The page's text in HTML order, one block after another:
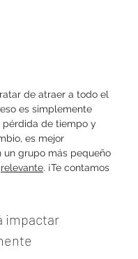
de atraer a todo el
es simplemente
pérdida de tiempo y
es mejor
un grupo más pequeño
relevante. ¡Te contamos
impactar